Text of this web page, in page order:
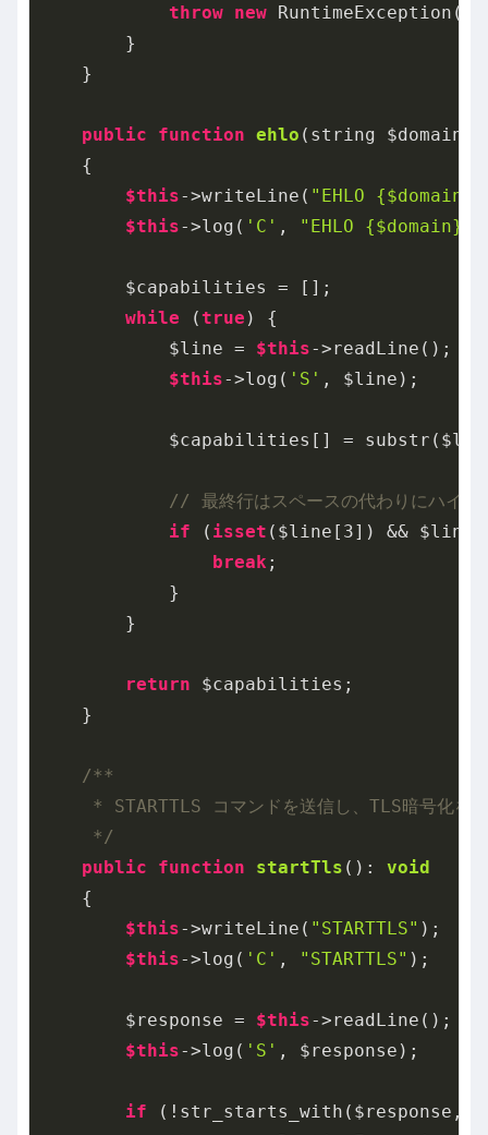
throw new RuntimeException(
        }
    }
public function ehlo (string $domain
{
$this->writeLine( "EHLO {$domain}"
$this->log( 'C' , "EHLO {$domain}"
        $capabilities = [];
while (true ) {
            $line =
$this->readLine();
$this->log( 'S' , $line);
$capabilities[] =
// 最終行はスペースの代わりにハイフ
if ( isset ($line[ 3]) && $line[
break ;
            }
        }
return $capabilities;
    }
/**
* STARTTLS コマンドを送信し、TLS暗号化を
     */
public
function startTls () : void
{
$this->writeLine( "STARTTLS" );
$this->log( 'C' , "STARTTLS" );
        $response =
$this->readLine();
$this->log( 'S' , $response);
if (!str_starts_with($response,